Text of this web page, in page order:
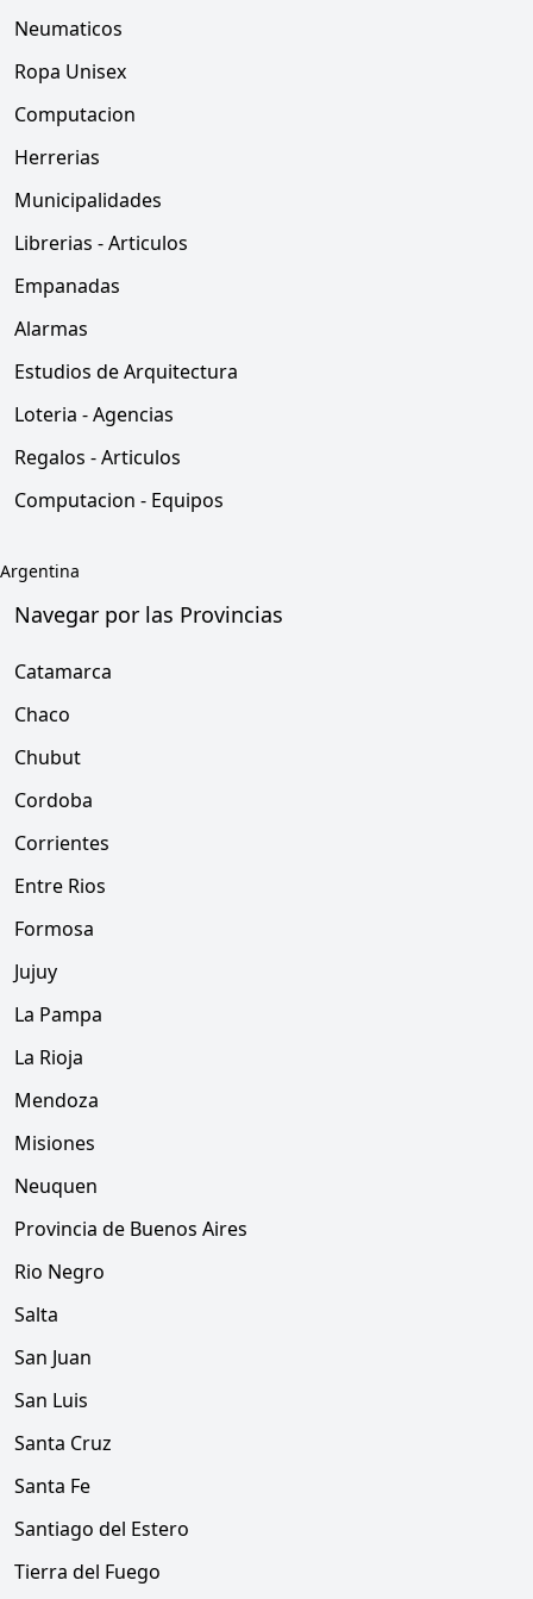
Neumaticos
Ropa Unisex
Computacion
Herrerias
Municipalidades
Librerias - Articulos
Empanadas
Alarmas
Estudios de Arquitectura
Loteria - Agencias
Regalos - Articulos
Computacion - Equipos
Argentina
Navegar por las Provincias
Catamarca
Chaco
Chubut
Cordoba
Corrientes
Entre Rios
Formosa
Jujuy
La Pampa
La Rioja
Mendoza
Misiones
Neuquen
Provincia de Buenos Aires
Rio Negro
Salta
San Juan
San Luis
Santa Cruz
Santa Fe
Santiago del Estero
Tierra del Fuego